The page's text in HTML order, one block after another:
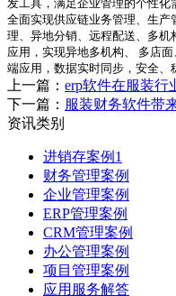
发工具，满足企业管理的个性
全面实现供应链业务管理、生
理、异地分销、远程配送、多
应用，实现异地多机构、 多店
端应用，数据实时同步，安全、
上一篇： erp软件在服装行
下一篇： 服装财务软件带
资讯类别
进销存案例1
财务管理案例
企业管理案例
ERP管理案例
CRM管理案例
办公管理案例
项目管理案例
应用服务解答